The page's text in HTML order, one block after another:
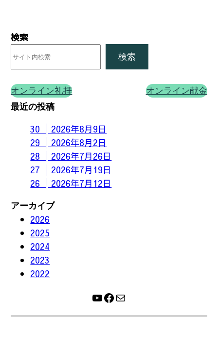
検索
検索
オンライン礼拝 オンライン献金
最近の投稿
30 │2026年8月9日
29 │2026年8月2日
28 │2026年7月26日
27 │2026年7月19日
26 │2026年7月12日
アーカイブ
2026
2025
2024
2023
2022
YouTube
Facebook
メール